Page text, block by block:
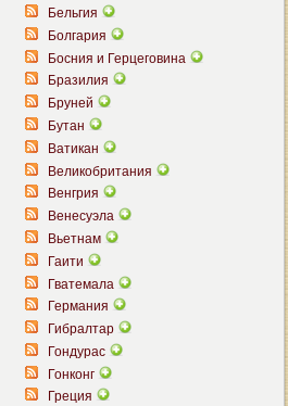
Бельгия
Болгария
Босния и Герцеговина
Бразилия
Бруней
Бутан
Ватикан
Великобритания
Венгрия
Венесуэла
Вьетнам
Гаити
Гватемала
Германия
Гибралтар
Гондурас
Гонконг
Греция